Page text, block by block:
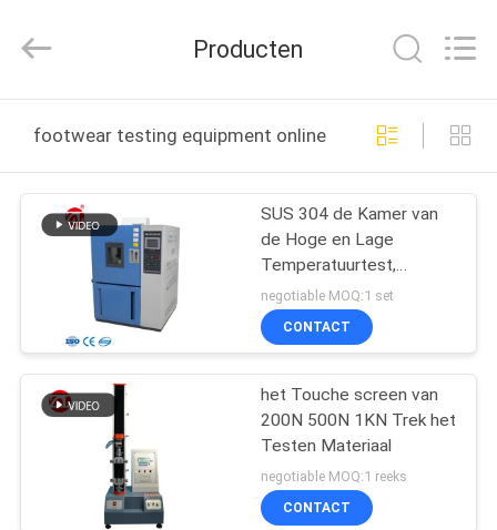
HUIS
PRODUCTEN
VIDEOS
ONGEVEER
ONS
FABRIEKSREIS
KWALITEITSCONTROLE
Technology
Rights
Producten
footwear testing equipment online fabricage
SUS 304 de Kamer van
de Hoge en Lage
Temperatuurtest,
Milieutestmateriaal
negotiable MOQ:1 set
CONTACT
het Touche screen van
200N 500N 1KN Trek het
Testen Materiaal
negotiable MOQ:1 reeks
CONTACT